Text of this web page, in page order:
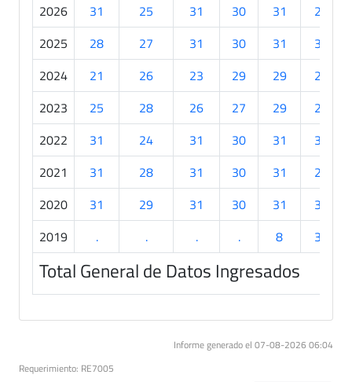
2026
31 25 31 30 31
28
2025
28 27 31 30 31
30
2024
21 26 23 29 29
27
2023
25 28 26 27 29
29
2022
31 24 31 30 31
30
2021
31 28 31 30 31
29
2020
31 29 31 30 31
30
2019
. . . . 8 30
Total General de Datos Ingresados
Informe generado el 07-08-2026 06:04
Requerimiento: RE7005